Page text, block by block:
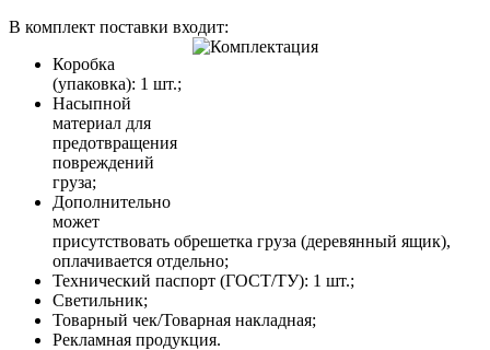
В комплект поставки входит:
Коробка
(упаковка): 1 шт.;
Насыпной
материал для
предотвращения
повреждений
груза;
Дополнительно
может
присутствовать обрешетка груза (деревянный ящик),
оплачивается отдельно;
Технический паспорт (ГОСТ/ТУ): 1 шт.;
Светильник;
Товарный чек/Товарная накладная;
Рекламная продукция.